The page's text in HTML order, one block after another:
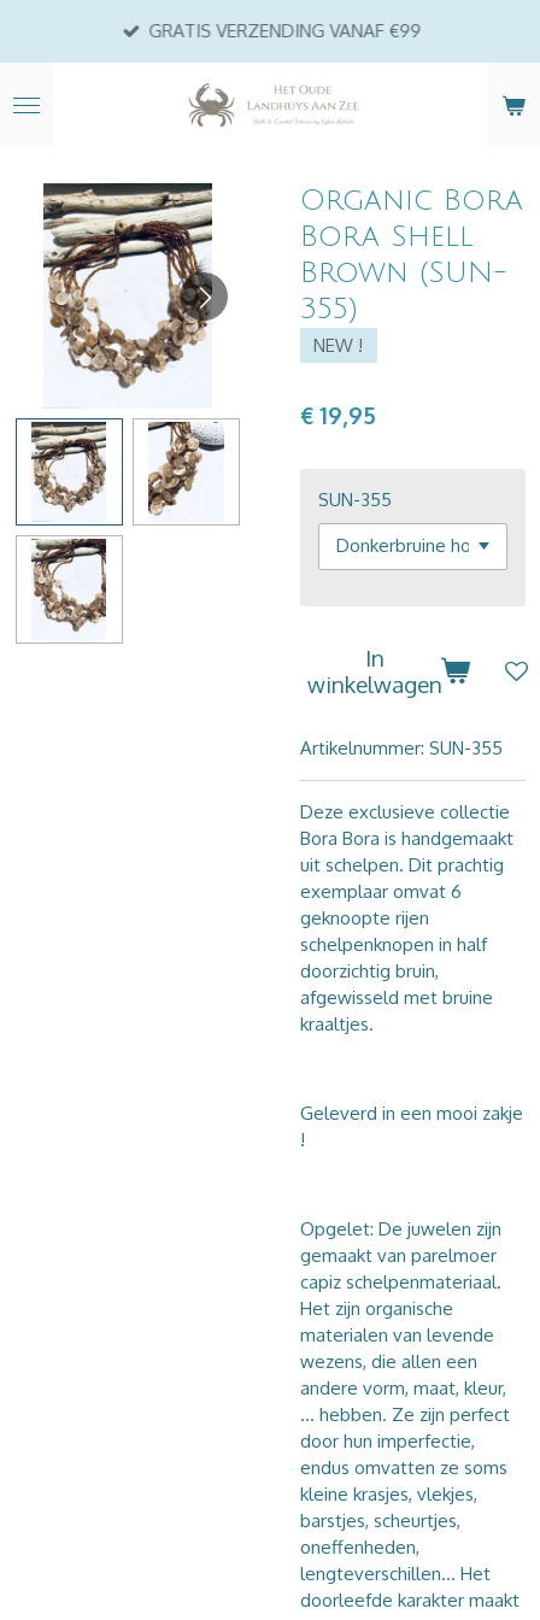
de
GRATIS VERZENDING VANAF €99
Organic Bora
Bora Shell
Brown (SUN-
355)
NEW !
€ 19,95
SUN-355
In
winkelwagen
Artikelnummer: SUN-355
Deze exclusieve collectie
Bora Bora is handgemaakt
uit schelpen. Dit prachtig
exemplaar omvat 6
geknoopte rijen
schelpenknopen in half
doorzichtig bruin,
afgewisseld met bruine
kraaltjes.
Geleverd in een mooi zakje
!
Opgelet: De juwelen zijn
gemaakt van parelmoer
capiz schelpenmateriaal.
Het zijn organische
materialen van levende
wezens, die allen een
andere vorm, maat, kleur,
... hebben. Ze zijn perfect
door hun imperfectie,
endus omvatten ze soms
kleine krasjes, vlekjes,
barstjes, scheurtjes,
oneffenheden,
lengteverschillen... Het
doorleefde karakter maakt